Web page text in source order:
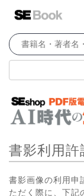
書影利用許
書影画像の利用申
ただく際に、下記